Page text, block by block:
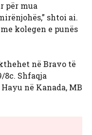
për mua
shtoi ai.
kolegen e punës
në Bravo të
8c. Shfaqja
në Kanada, MB